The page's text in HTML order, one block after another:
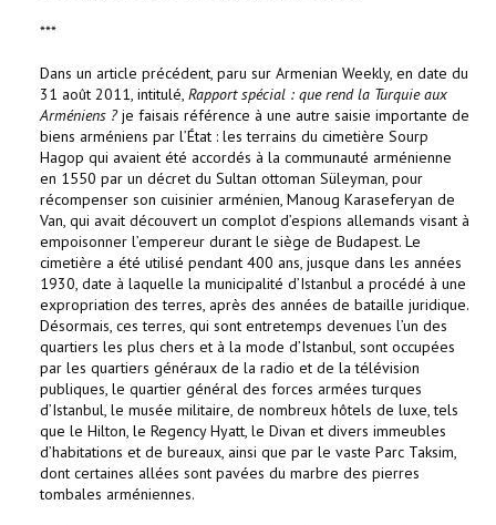
***
Dans un article précédent, paru sur Armenian Weekly, en date du
31 août 2011, intitulé, Rapport spécial : que rend la Turquie aux
Arméniens ?je faisais référence à une autre saisie importante de
biens arméniens par l’État : les terrains du cimetière Sourp
Hagop qui avaient été accordés à la communauté arménienne
en 1550 par un décret du Sultan ottoman Süleyman, pour
récompenser son cuisinier arménien, Manoug Karaseferyan de
Van, qui avait découvert un complot d’espions allemands visant à
empoisonner l’empereur durant le siège de Budapest. Le
cimetière a été utilisé pendant 400 ans, jusque dans les années
1930, date à laquelle la municipalité d’Istanbul a procédé à une
expropriation des terres, après des années de bataille juridique.
Désormais, ces terres, qui sont entretemps devenues l’un des
quartiers les plus chers et à la mode d’Istanbul, sont occupées
par les quartiers généraux de la radio et de la télévision
publiques, le quartier général des forces armées turques
d’Istanbul, le musée militaire, de nombreux hôtels de luxe, tels
que le Hilton, le Regency Hyatt, le Divan et divers immeubles
d’habitations et de bureaux, ainsi que par le vaste Parc Taksim,
dont certaines allées sont pavées du marbre des pierres
tombales arméniennes.